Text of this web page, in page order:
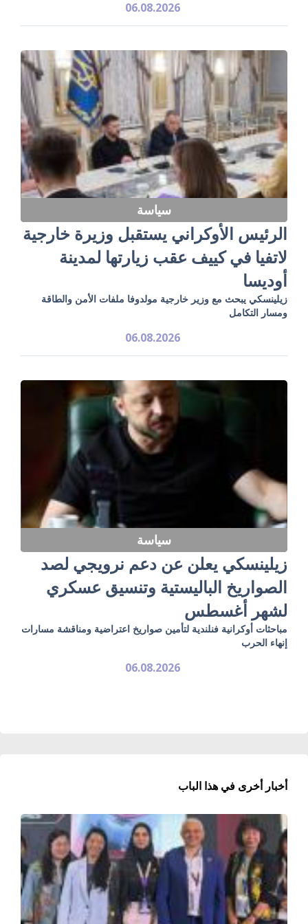
06.08.2026
سياسة
الرئيس الأوكراني يستقبل وزيرة خارجية
لاتفيا في كييف عقب زيارتها لمدينة
أوديسا
زيلينسكي يبحث مع وزير خارجية مولدوفا ملفات الأمن والطاقة
ومسار التكامل
06.08.2026
سياسة
زيلينسكي يعلن عن دعم نرويجي لصد
الصواريخ الباليستية وتنسيق عسكري
لشهر أغسطس
مباحثات أوكرانية فنلندية لتأمين صواريخ اعتراضية ومناقشة مسارات
إنهاء الحرب
06.08.2026
أخبار أخرى في هذا الباب